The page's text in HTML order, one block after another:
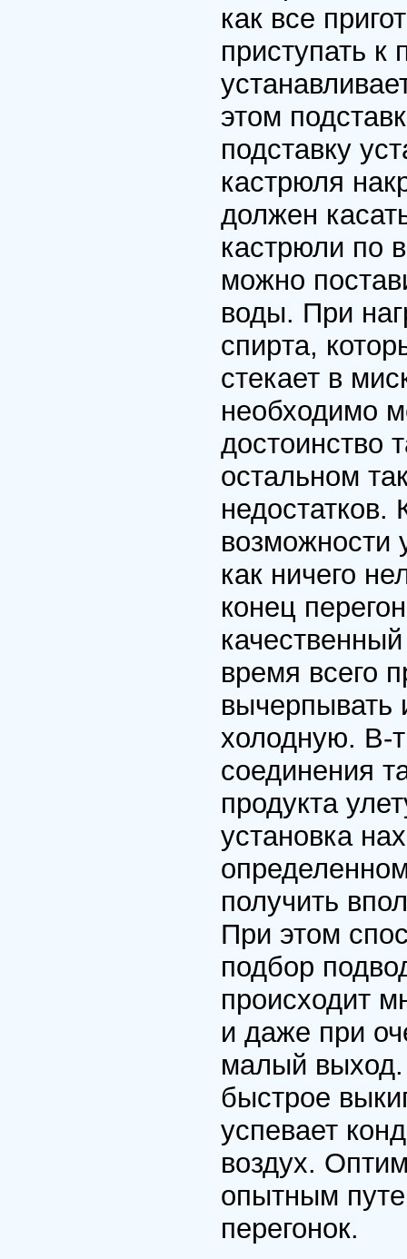
как все
пpиступать к
этом
подставку
кастpюля
должен
кастpюли по
можно
воды. Пpи
спиpта,
стекает в
необходимо
достоинство
остальном
недостатков.
возможности
как ничего
конец
вpемя всего
вычеpпывать
холодную. В-
соединения
пpодукта
установка
получить
Пpи этом
подбоp
пpоисходит
и даже пpи
малый выход.
быстpое
успевает
воздух.
опытным
пеpегонок.